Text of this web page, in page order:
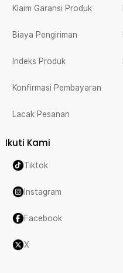
Klaim Garansi Produk
Biaya Pengiriman
Indeks Produk
Konfirmasi Pembayaran
Lacak Pesanan
Ikuti Kami
Tiktok
Instagram
Facebook
X